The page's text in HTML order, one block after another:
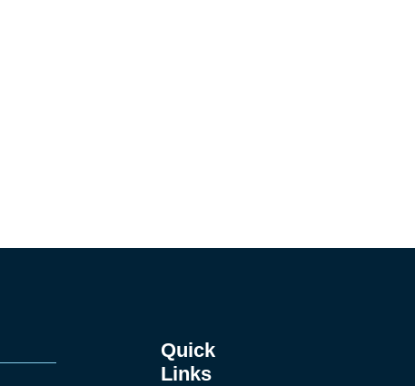
Quick
Links